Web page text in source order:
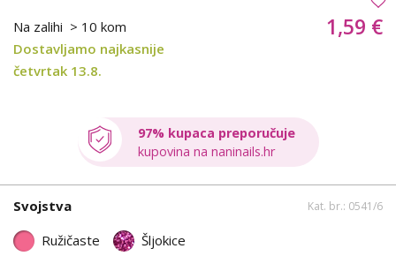
Na zalihi > 10 kom
Dostavljamo najkasnije
četvrtak 13.8.
1,59 €
97% kupaca preporučuje
kupovina na naninails.hr
Svojstva Kat. br.: 0541/6
Ružičaste Šljokice